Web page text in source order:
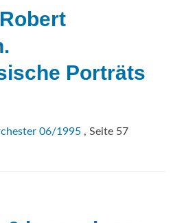
Porträts
06/1995 , Seite 57